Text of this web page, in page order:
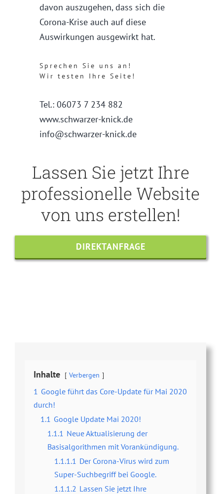
davon auszugehen, dass sich die
Corona-Krise auch auf diese
Auswirkungen ausgewirkt hat.
Sprechen Sie uns an!
Wir testen Ihre Seite!
Tel.: 06073 7 234 882
www.schwarzer-knick.de
info@schwarzer-knick.de
Lassen Sie jetzt Ihre
professionelle Website
von uns erstellen!
DIREKTANFRAGE
Inhalte Verbergen
1 Google führt das Core-Update für Mai 2020
durch!
1.1 Google Update Mai 2020!
1.1.1 Neue Aktualisierung der
Basisalgorithmen mit Vorankündigung.
1.1.1.1 Der Corona-Virus wird zum
Super-Suchbegriff bei Google.
1.1.1.2 Lassen Sie jetzt Ihre